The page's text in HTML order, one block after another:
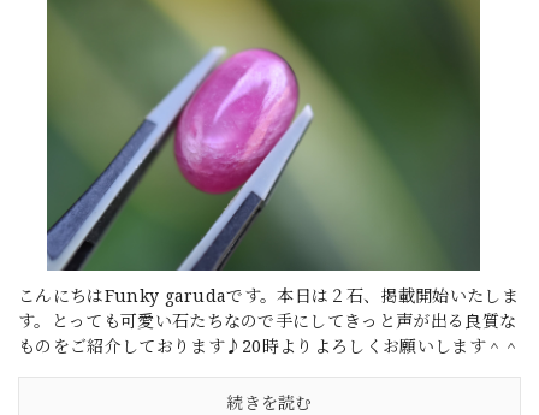
こんにちはFunky garudaです。本日は２石、掲載開始いたしま
す。とっても可愛い石たちなので手にしてきっと声が出る良質な
ものをご紹介しております♪20時よりよろしくお願いします＾＾
続きを読む